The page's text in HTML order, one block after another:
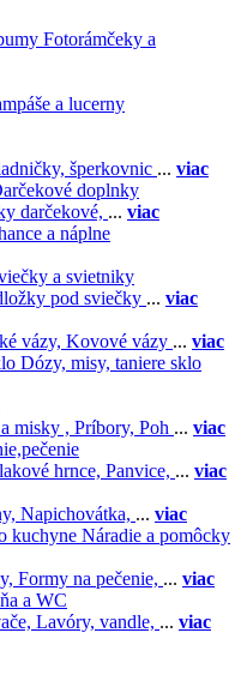
Fotorámčeky a
a lucerny
šperkovnic ... viac
doplnky
darčekové, ... viac
a náplne
a svietniky
pod sviečky ... viac
vázy, Kovové vázy ... viac
Dózy, misy, taniere sklo
misky , Príbory, Poh ... viac
hrnce, Panvice, ... viac
Napichovátka, ... viac
Náradie a pomôcky
Formy na pečenie, ... viac
a WC
Lavóry, vandle, ... viac